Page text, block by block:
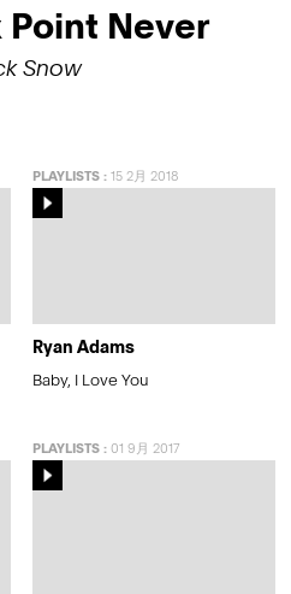
Never
Snow
PLAYLISTS:15 2月 2018
Ryan Adams
Baby, I Love You
PLAYLISTS:01 9月 2017